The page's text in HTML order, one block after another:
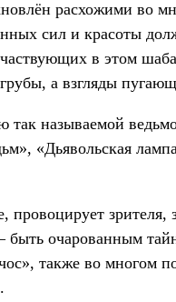
расхожими во
сил и красоты
в этом
а взгляды
так называемой
«Дьявольская
провоцирует
очарованным
также во многом